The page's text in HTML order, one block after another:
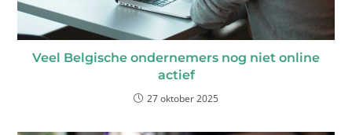
Veel Belgische ondernemers nog niet online
actief
27 oktober 2025